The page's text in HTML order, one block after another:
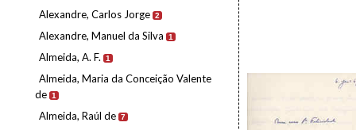
Alexandre, Carlos Jorge 2
Alexandre, Manuel da Silva 1
Almeida, A. F. 1
Almeida, Maria da Conceição Valente
de 1
Almeida, Raúl de 7